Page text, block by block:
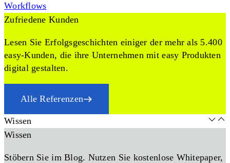
Workflows
Zufriedene Kunden
Lesen Sie Erfolgsgeschichten einiger der mehr als 5.400
easy-Kunden, die ihre Unternehmen mit easy Produkten
digital gestalten.
Alle Referenzen
Wissen
Wissen
Stöbern Sie im Blog. Nutzen Sie kostenlose Whitepaper,